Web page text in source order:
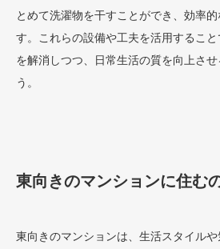
とめて洗濯物を干すことができ、効率
す。これらの設備や工夫を活用するこ
を解消しつつ、日常生活の質を向上さ
う。
東向きのマンションに住む
東向きのマンションは、生活スタイル